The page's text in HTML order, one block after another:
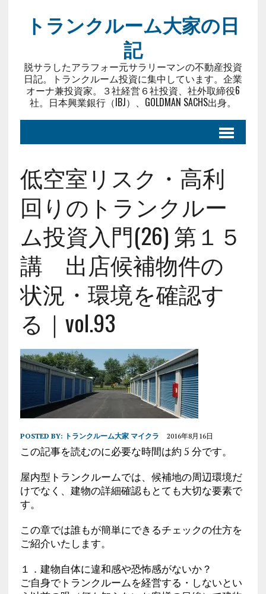
トランクルーム大家の日
記
脱サラしたアラフォー元サラリーマンの不動産投資
日記。トランクルーム投資に集中しています。企業
オーナ兼投資家。３社経営６社投資、社外取締役6
社。日本興業銀行（IBJ）、GOLDMAN SACHS出身。
低空室リスク・高利
回りのトランクルー
ム投資入門(26) 第１５
講 出店候補物件の
状況・環境を確認す
る｜vol.93
POSTED BY: トランクルーム大家 マイクラ 2016年8月16日
この記事を読むのに必要な時間は約 5 分です。
屋内型トランクルームでは、候補地の周辺環境だ
けでなく、建物の詳細確認もとても大切な要素で
す。
この章では誰もが簡単にできるチェックの仕方を
ご紹介いたします。
１．建物自体に違和感や恐怖感がないか？
ご自身でトランクルームを経営する・しないとい